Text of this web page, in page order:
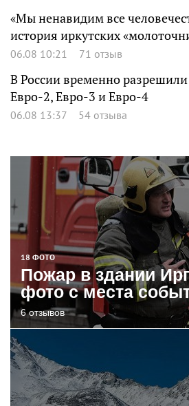
«Мы ненавидим все
история иркутских
06.08 10:21 71 отзыв
В России временно
Евро-2, Евро-3 и Евро-4
06.08 13:37 54 отзыва
18 ФОТО
Пожар в здании
фото с места
6 отзывов